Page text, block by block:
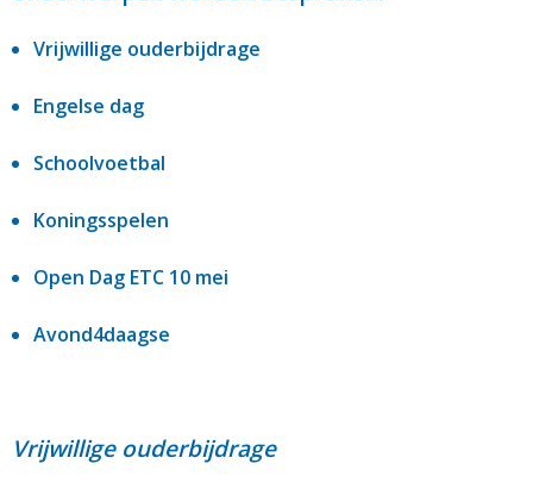
Vrijwillige ouderbijdrage
Engelse dag
Schoolvoetbal
Koningsspelen
Open Dag ETC 10 mei
Avond4daagse
Vrijwillige ouderbijdrage